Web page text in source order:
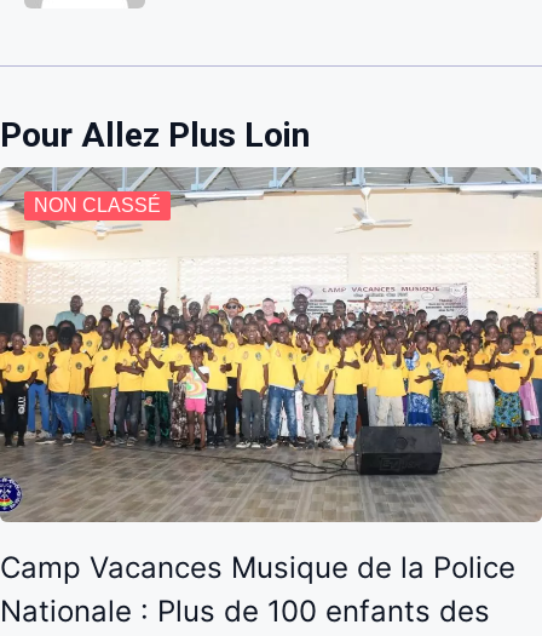
Pour Allez Plus Loin
NON CLASSÉ
Camp Vacances Musique de la Police
Nationale : Plus de 100 enfants des